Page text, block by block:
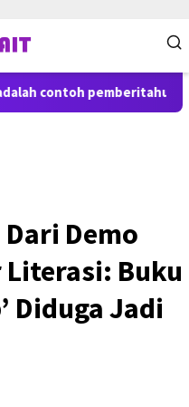
contoh pemberitahuan
Demo
Buku
Diduga Jadi